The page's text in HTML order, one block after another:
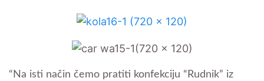
“Na isti način čemo pratiti konfekciju “Rudnik” iz